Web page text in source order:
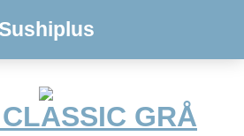
Sushiplus
GRÅ